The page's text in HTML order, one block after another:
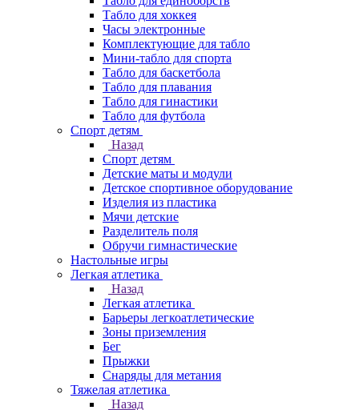
Табло для хоккея
Часы электронные
Комплектующие для табло
Мини-табло для спорта
Табло для баскетбола
Табло для плавания
Табло для гинастики
Табло для футбола
Спорт детям
Назад
Спорт детям
Детские маты и модули
Детское спортивное оборудование
Изделия из пластика
Мячи детские
Разделитель поля
Обручи гимнастические
Настольные игры
Легкая атлетика
Назад
Легкая атлетика
Барьеры легкоатлетические
Зоны приземления
Бег
Прыжки
Снаряды для метания
Тяжелая атлетика
Назад